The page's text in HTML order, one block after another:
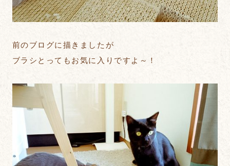
前のブログに描きましたが
ブラシとってもお気に入りですよ～！